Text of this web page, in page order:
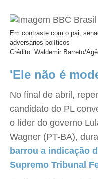
Em contraste com o pai,
adversários políticos
Crédito: Waldemir Barreto/
'Ele não é
No final de abril,
candidato do PL
o líder do governo
Wagner (PT-BA),
barrou a indicação
Supremo Tribunal